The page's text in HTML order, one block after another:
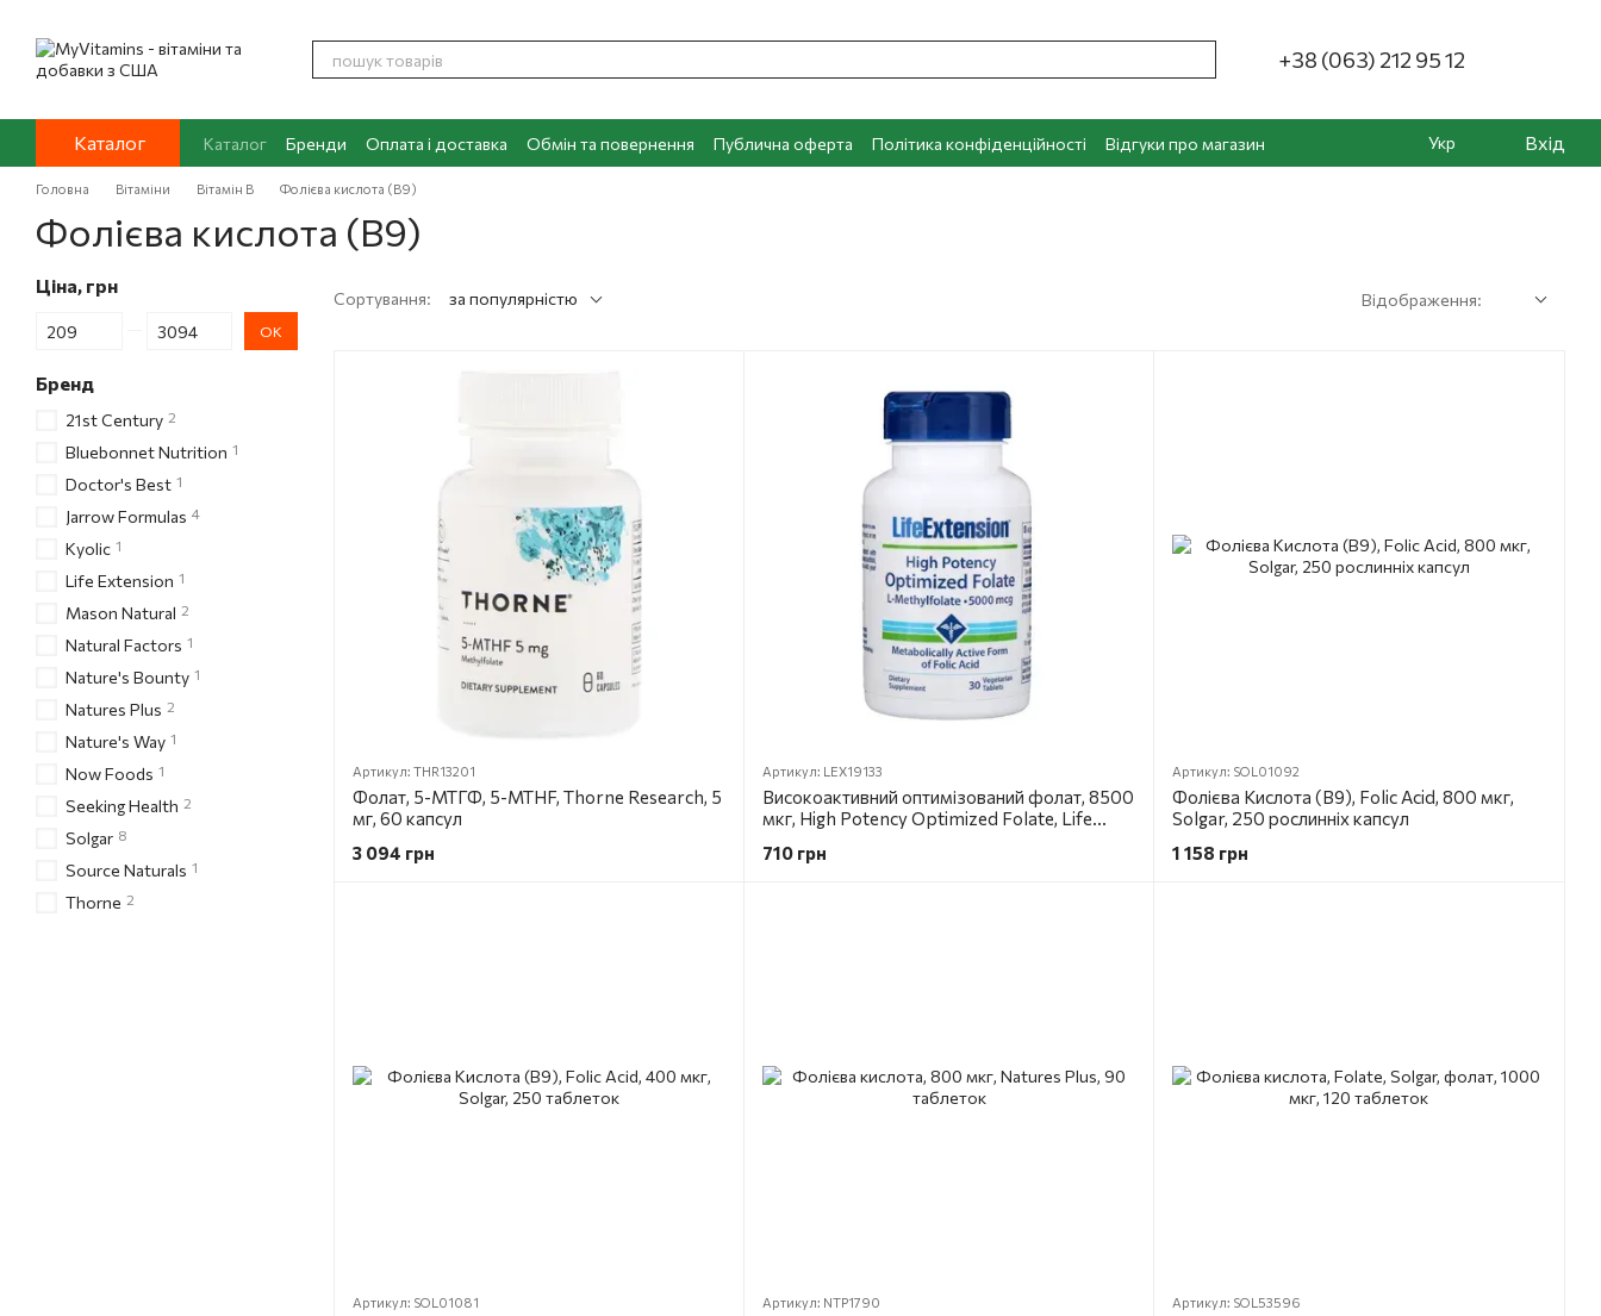
+38 (063) 212 95 12
Каталог Каталог Бренди Оплата і доставка Обмін та повернення Публична оферта Політика конфіденційності
Відгуки про магазин
Контакти
Про нас Блог
Укр Вхід
Головна Вітаміни Вітамін В Фолієва кислота (В9)
Фолієва кислота (В9)
Сортування: за популярністю Відображення:
Артикул: THR13201
Фолат, 5-МТГФ, 5-MTHF, Thorne Research, 5
мг, 60 капсул
3 094 грн
Артикул: LEX19133
Високоактивний оптимізований фолат, 8500
мкг, High Potency Optimized Folate, Life
710 грн
Артикул: SOL01092
Фолієва Кислота (В9), Folic Acid, 800 мкг,
Solgar, 250 рослинніх капсул
1 158 грн
Артикул: SOL01081 Артикул: NTP1790 Артикул: SOL53596
Ціна, грн
ОК
Бренд
21st Century 2
Bluebonnet Nutrition 1
Doctor's Best 1
Jarrow Formulas 4
Kyolic 1
Life Extension 1
Mason Natural 2
Natural Factors 1
Nature's Bounty 1
Natures Plus 2
Nature's Way 1
Now Foods 1
Seeking Health 2
Solgar 8
Source Naturals 1
Thorne 2